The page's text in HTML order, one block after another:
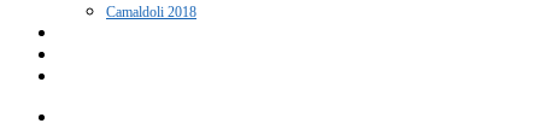
Camaldoli 2018